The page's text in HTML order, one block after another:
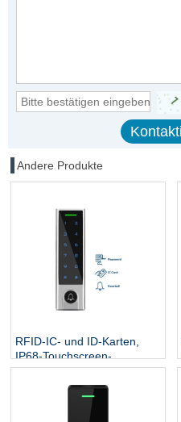
Andere Produkte
RFID-IC- und ID-Karten,
IP68-Touchscreen-
Tastaturleser für den
Außenbereich,
Türschlosssystem,
Türklingel, RFID-